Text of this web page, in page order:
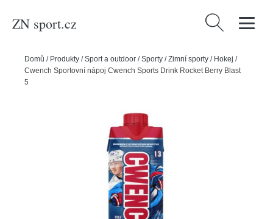
ZN sport.cz Vyhledávání
Domů / Produkty /Sport a outdoor /Sporty /Zimní sporty / Hokej /
Cwench Sportovní nápoj Cwench Sports Drink Rocket Berry Blast
500ml (1ks)